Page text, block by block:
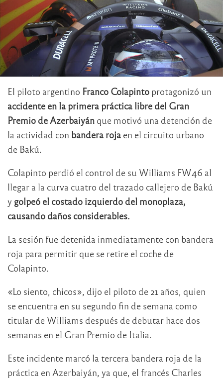
El piloto argentino Franco Colapinto protagonizó un
accidente en la primera práctica libre del Gran
Premio de Azerbaiyán que motivó una detención de
la actividad con bandera roja en el circuito urbano
de Bakú.
Colapinto perdió el control de su Williams FW46 al
llegar a la curva cuatro del trazado callejero de Bakú
y golpeó el costado izquierdo del monoplaza,
causando daños considerables.
La sesión fue detenida inmediatamente con bandera
roja para permitir que se retire el coche de
Colapinto.
«Lo siento, chicos», dijo el piloto de 21 años, quien
se encuentra en su segundo fin de semana como
titular de Williams después de debutar hace dos
semanas en el Gran Premio de Italia.
Este incidente marcó la tercera bandera roja de la
práctica en Azerbaiyán, ya que, el francés Charles